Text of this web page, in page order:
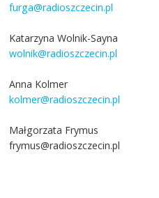
furga@radioszczecin.pl
Katarzyna Wolnik-Sayna
wolnik@radioszczecin.pl
Anna Kolmer
kolmer@radioszczecin.pl
Małgorzata Frymus
frymus@radioszczecin.pl